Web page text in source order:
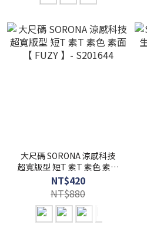
大尺碼 SORONA 涼感科技
超寬版型 短T 素T 素色 素面
【 FUZY 】- S201644
NT$420
NT$880